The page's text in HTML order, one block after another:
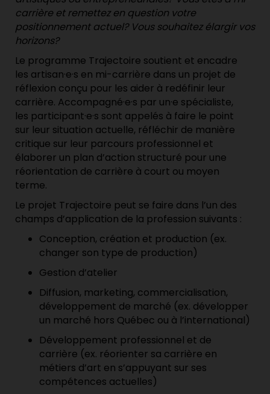
carrière et remettez en question votre
positionnement actuel? Vous souhaitez élargir vos
horizons?
Le programme Trajectoire soutient et encadre
les artisan·e·s en mi-carrière dans un projet de
réflexion conçu pour les aider à redéfinir leur
carrière. Accompagné·e·s par un·e spécialiste,
les participant·e·s sont appelés à faire le point
sur leur situation actuelle, réfléchir de manière
critique sur leur parcours professionnel et
élaborer un plan d’action structuré pour une
réorientation de carrière à court ou moyen
terme.
Le projet Trajectoire peut se faire dans l’un des
champs d’application de la profession suivants :
Conception, création et production (ex.
changer son type de production)
Gestion d’atelier
Diffusion, marketing, commercialisation,
développement de marché (ex. développer
un marché hors Québec ou à l’international)
Développement professionnel et de
carrière (ex. réorienter sa carrière en
métiers d’art en s’appuyant sur ses
compétences actuelles)